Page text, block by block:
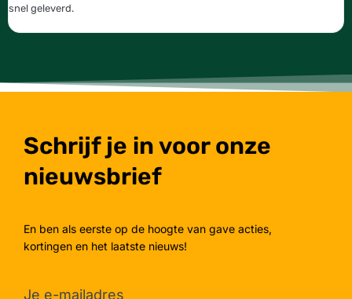
snel geleverd.
Schrijf je in voor onze
nieuwsbrief
En ben als eerste op de hoogte van gave acties,
kortingen en het laatste nieuws!
Je e-mailadres